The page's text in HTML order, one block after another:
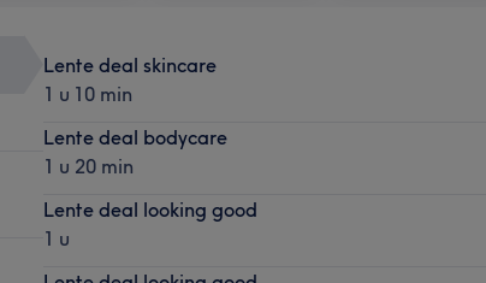
Lente deal skincare
1 u 10 min
Lente deal bodycare
1 u 20 min
Lente deal looking good
1 u